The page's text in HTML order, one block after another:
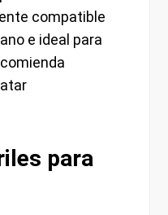
compatible
e ideal para
para